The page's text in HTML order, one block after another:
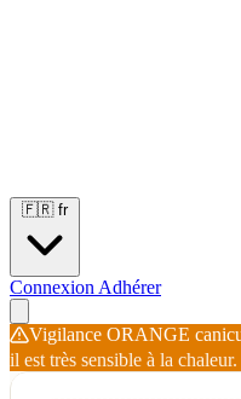
🇫🇷 fr
Connexion Adhérer
Vigilance ORANGE
il est très sensible à la chaleur.